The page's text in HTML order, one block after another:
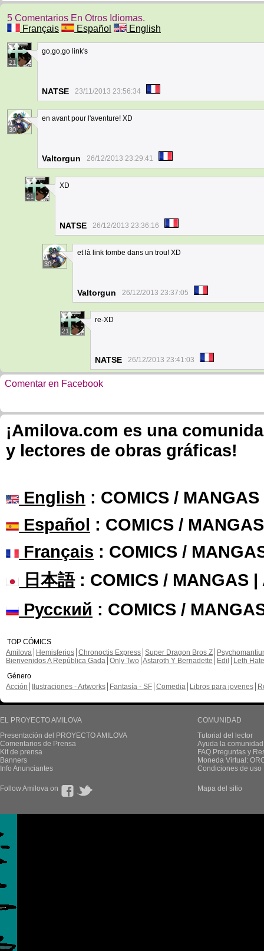
5 Comentarios En Otros Idiomas.
Français
Español English
21
go,go,go link's
NATSE 23/11/2013 23:56:34
30
en avant pour l'aventure! XD
Valtorgun 26/12/2013 23:29:41
21
XD
NATSE 26/12/2013 23:36:16
30
et là link tombe dans un trou! XD
Valtorgun 26/12/2013 23:37:05
21
re-XD
NATSE 26/12/2013 23:41:03
Comentar en Facebook
¡Amilova.com es una
y lectores de obras gráficas!
English : COMICS /
Español : COMICS /
Français : COMICS /
日本語: COMICS / MANGAS |
Русский : COMICS /
TOP CÓMICS
Amilova
Hemisferios Chronoctis Express Super Dragon Bros Z
Bienvenidos A República Gada Only Two Astaroth Y Bernadette Edil
Leth Hate
Género
Acción
Ilustraciones - Artworks Fantasía - SF Comedia Libros para jovenes
EL PROYECTO AMILOVA
Presentación del PROYECTO AMILOVA
Comentarios de Prensa
Kit de prensa
Banners
Info Anunciantes
COMUNIDAD
Tutorial del lector
Ayuda la
FAQ.Preguntas y
Moneda Virtual:
Condiciones de uso
Follow Amilova on Mapa del sitio